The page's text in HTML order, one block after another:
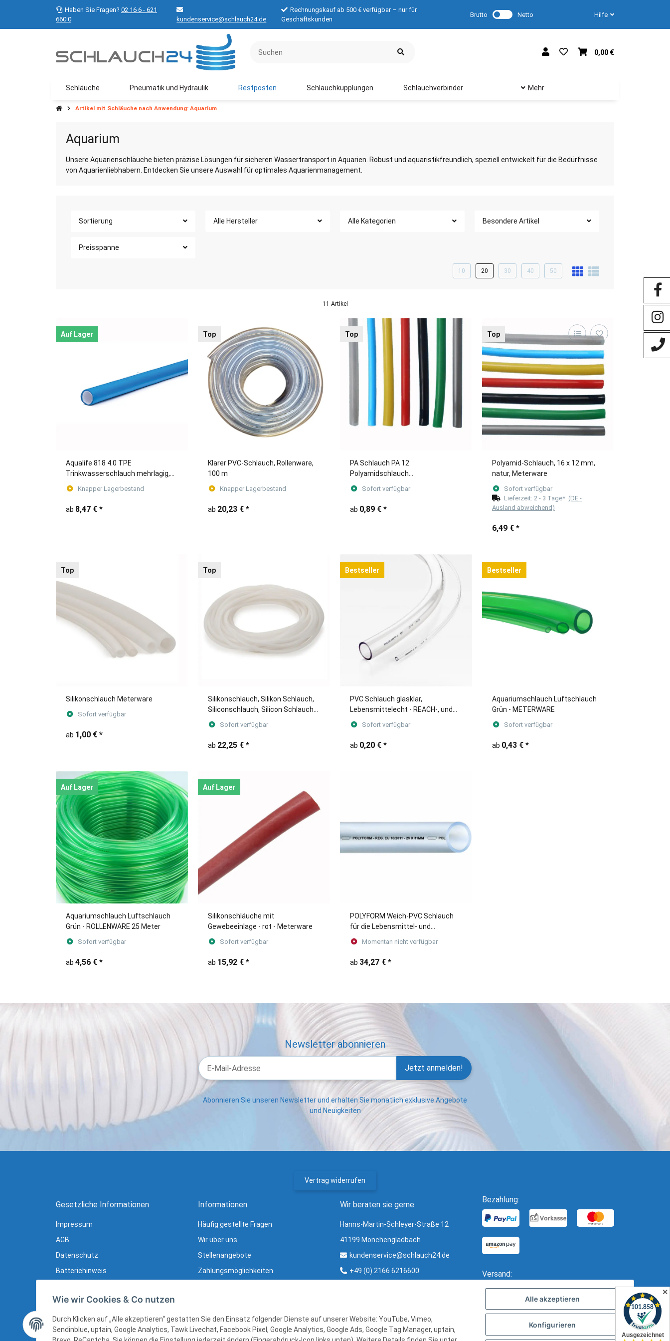
Haben Sie Fragen? 02 16 6 - 621
660 0
kundenservice@schlauch24.de
Rechnungskauf ab 500 € verfügbar – nur für
Geschäftskunden
Brutto Netto Hilfe
0,00 €
Schläuche Pneumatik und Hydraulik Restposten Schlauchkupplungen Schlauchverbinder Mehr
Artikel mit Schläuche nach Anwendung: Aquarium
Aquarium
Unsere Aquarienschläuche bieten präzise Lösungen für sicheren Wassertransport in Aquarien. Robust und aquaristikfreundlich, speziell entwickelt für die Bedürfnisse
von Aquarienliebhabern. Entdecken Sie unsere Auswahl für optimales Aquarienmanagement.
Sortierung Alle Hersteller Alle Kategorien Besondere Artikel
Preisspanne
10 20 30 40 50
11 Artikel
Auf Lager
Aqualife 818 4.0 TPE
Trinkwasserschlauch mehrlagig,
flexibel, robust und langlebig
Knapper Lagerbestand
ab 8,47 € *
Top
Klarer PVC-Schlauch, Rollenware,
100 m
Knapper Lagerbestand
ab 20,23 € *
Top
PA Schlauch PA 12
Polyamidschlauch
Pneumatikschlauch 4mm bis
10mm
Sofort verfügbar
ab 0,89 € *
Top
Polyamid-Schlauch, 16 x 12 mm,
natur, Meterware
Sofort verfügbar
Lieferzeit: 2 - 3 Tage* (DE -
Ausland abweichend)
6,49 € *
Top
Silikonschlauch Meterware
Sofort verfügbar
ab 1,00 € *
Top
Silikonschlauch, Silikon Schlauch,
Siliconschlauch, Silicon Schlauch
ROLLE 25 Meter
Sofort verfügbar
ab 22,25 € *
Bestseller
PVC Schlauch glasklar,
Lebensmittelecht - REACH-, und
RoHS konform, cadmium- & bleifrei
METERWARE
Sofort verfügbar
ab 0,20 € *
Bestseller
Aquariumschlauch Luftschlauch
Grün - METERWARE
Sofort verfügbar
ab 0,43 € *
Auf Lager
Aquariumschlauch Luftschlauch
Grün - ROLLENWARE 25 Meter
Sofort verfügbar
ab 4,56 € *
Auf Lager
Silikonschläuche mit
Gewebeeinlage - rot - Meterware
Sofort verfügbar
ab 15,92 € *
POLYFORM Weich-PVC Schlauch
für die Lebensmittel- und
Pharmaindustrie.
Momentan nicht verfügbar
ab 34,27 € *
Newsletter abonnieren
Jetzt anmelden!
Abonnieren Sie unseren Newsletter und erhalten Sie monatlich exklusive Angebote
und Neuigkeiten
Vertrag widerrufen
Gesetzliche Informationen
Impressum
AGB
Datenschutz
Batteriehinweis
Widerrufsrecht
Widerrufsrecht (B2B)
Sitemap
Informationen
Häufig gestellte Fragen
Wir über uns
Stellenangebote
Zahlungsmöglichkeiten
Ratgeber & Glossar
Wir beraten sie gerne:
Hanns-Martin-Schleyer-Straße 12
41199 Mönchengladbach
kundenservice@schlauch24.de
+49 (0) 2166 6216600
Bezahlung:
Versand:
Wie wir Cookies & Co nutzen
Durch Klicken auf „Alle akzeptieren“ gestatten Sie den Einsatz folgender Dienste auf unserer Website: YouTube, Vimeo,
Sendinblue, uptain, Google Analytics, Tawk Livechat, Facebook Pixel, Google Analytics, Google Ads, Google Tag Manager, uptain,
Alle akzeptieren
Konfigurieren
✕